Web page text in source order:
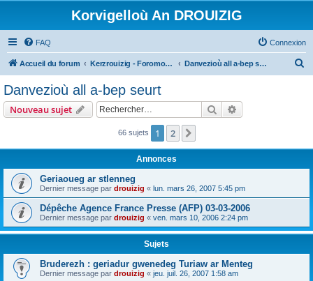
Korvigelloù An DROUIZIG
FAQ Connexion
Accueil du forum Kerzrouizig - Foromoù An Drouizig Danvezioù all a-bep seurt
e
Danvezioù all a-bep seurt
Nouveau sujet Rechercher
66 sujets 1 2
Annonces
Geriaoueg ar stlenneg
Dernier message par drouizig « lun. mars 26, 2007 5:45 pm
Dépêche Agence France Presse (AFP) 03-03-2006
Dernier message par drouizig « ven. mars 10, 2006 2:24 pm
Sujets
Bruderezh : geriadur gwenedeg Turiaw ar Menteg
Dernier message par drouizig « jeu. juil. 26, 2007 1:58 am